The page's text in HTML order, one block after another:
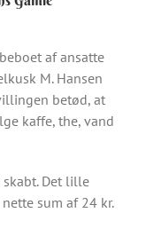
af ansatte
M. Hansen
betød, at
kaffe, the, vand
Det lille
sum af 24 kr.